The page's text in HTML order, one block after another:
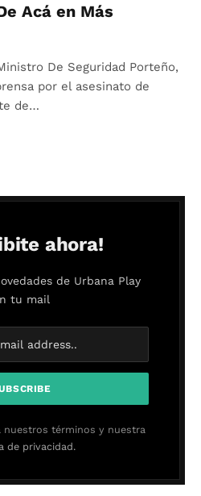
Acá en Más
De Seguridad Porteño,
por el asesinato de
de…
ahora!
de Urbana Play
tu mail
nuestros términos y nuestra
de privacidad.